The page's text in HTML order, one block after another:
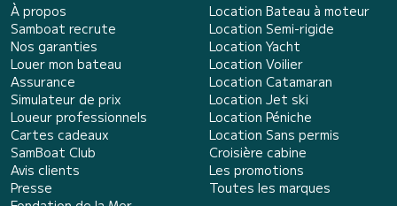
À propos
Samboat recrute
Nos garanties
Louer mon bateau
Assurance
Simulateur de prix
Loueur professionnels
Cartes cadeaux
SamBoat Club
Avis clients
Presse
Location Bateau à moteur
Location Semi-rigide
Location Yacht
Location Voilier
Location Catamaran
Location Jet ski
Location Péniche
Location Sans permis
Croisière cabine
Les promotions
Toutes les marques